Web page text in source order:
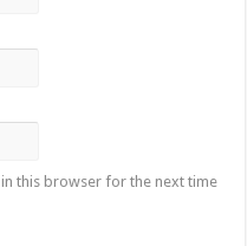
this browser for the next time